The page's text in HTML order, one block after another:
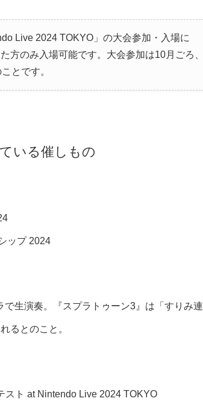
Live 2024 TOKYO」の大会参加・入場に
方のみ入場可能です。大会参加は10月ごろ、
とです。
いる催しもの
ップ 2024
で生演奏。『スプラトゥーン3』は「すりみ連
るとのこと。
スト at Nintendo Live 2024 TOKYO